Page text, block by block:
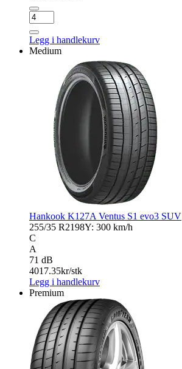
NEXEN
N
FERA
SPORT
Legg i handlekurv
Medium
Hankook K127A Ventus S1 evo3 SUV
255/35 R2198Y: 300 km/h
C
A
71 dB
4017.35kr/stk
Legg i handlekurv
Premium